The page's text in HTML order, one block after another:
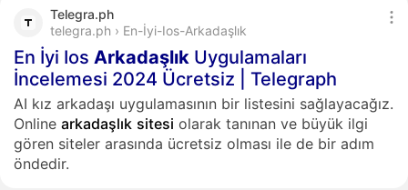
Telegra.ph
telegra.ph › En-İyi-Ios-Arkadaşlık
En İyi Ios Arkadaşlık Uygulamaları
İncelemesi 2024 Ücretsiz | Telegraph
AI kız arkadaşı uygulamasının bir listesini sağlayacağız.
Online arkadaşlık sitesi olarak tanınan ve büyük ilgi
gören siteler arasında ücretsiz olması ile de bir adım
öndedir.